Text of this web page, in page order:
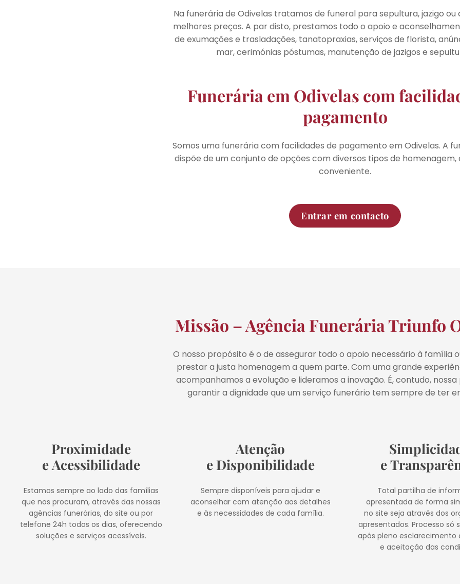
Na funerária de Odivelas tratamos de funeral para sepultura, jazigo ou
melhores preços. A par disto, prestamos todo o apoio e
de exumações e trasladações, tanatopraxias, serviços de florista,
mar, cerimónias póstumas, manutenção de jazigos e
Funerária em Odivelas com
pagamento
Somos uma funerária com facilidades de pagamento em Odivelas. A
dispõe de um conjunto de opções com diversos tipos de homenagem,
conveniente.
Entrar em contacto
Missão – Agência Funerária Triunfo
O nosso propósito é o de assegurar todo o apoio necessário à família
prestar a justa homenagem a quem parte. Com uma grande
acompanhamos a evolução e lideramos a inovação. É, contudo,
garantir a dignidade que um serviço funerário tem sempre de ter
Proximidade
e Acessibilidade
Estamos sempre ao lado das famílias
que nos procuram, através das nossas
agências funerárias, do site ou por
telefone 24h todos os dias, oferecendo
soluções e serviços acessíveis.
Atenção
e Disponibilidade
Sempre disponíveis para ajudar e
aconselhar com atenção aos detalhes
e às necessidades de cada família.
e
Total partilha de
apresentada de forma
no site seja através dos
apresentados. Processo só
após pleno esclarecimento
e aceitação das